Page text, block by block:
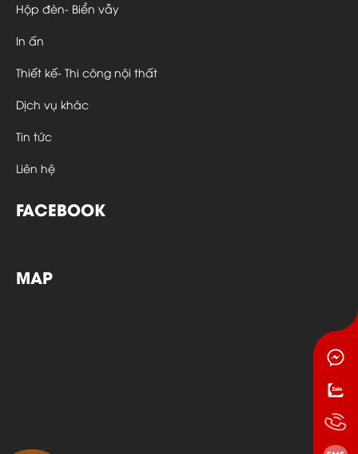
Hộp đèn- Biển vẫy
In ấn
Thiết kế- Thi công nội thất
Dịch vụ khác
Tin tức
Liên hệ
FACEBOOK
MAP